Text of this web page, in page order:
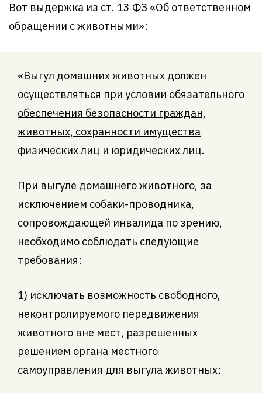
Вот выдержка из ст. 13 ФЗ «Об ответственном
обращении с животными»:
«Выгул домашних животных должен
осуществляться при условии обязательного
обеспечения безопасности граждан,
животных, сохранности имущества
физических лиц и юридических лиц.
При выгуле домашнего животного, за
исключением собаки-проводника,
сопровождающей инвалида по зрению,
необходимо соблюдать следующие
требования:
1) исключать возможность свободного,
неконтролируемого передвижения
животного вне мест, разрешенных
решением органа местного
самоуправления для выгула животных;